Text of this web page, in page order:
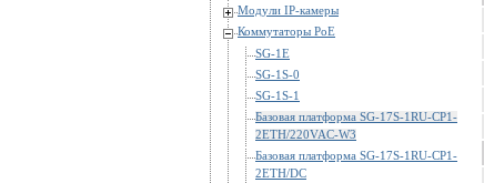
Модули IP-камеры
Коммутаторы PoE
SG-1E
SG-1S-0
SG-1S-1
Базовая платформа SG-17S-1RU-CP1-
2ETH/220VAC-W3
Базовая платформа SG-17S-1RU-CP1-
2ETH/DC